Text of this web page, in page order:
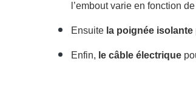
l’embout varie en fonction
Ensuite la poignée isolante
Enfin, le câble électrique